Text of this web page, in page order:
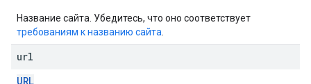
Название сайта. Убедитесь, что оно соответствует
требованиям к названию сайта
url
URL